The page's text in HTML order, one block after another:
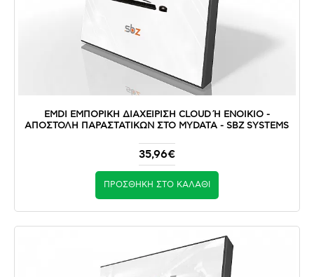
EMDI ΕΜΠΟΡΙΚΗ ΔΙΑΧΕΙΡΙΣΗ CLOUD Ή ΕΝΟΙΚΙΟ - Α
ΠΟΣΤΟΛΉ ΠΑΡΑΣΤΑΤΙΚΏΝ ΣΤΟ MYDATA - SBZ SYSTEMS
35,96€
ΠΡΟΣΘΉΚΗ ΣΤΟ ΚΑΛΆΘΙ